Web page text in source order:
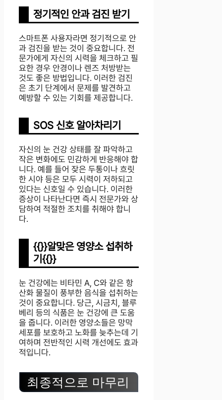
정기적인 안과 검진 받기
스마트폰 사용자라면 정기적으로 안
과 검진을 받는 것이 중요합니다. 전
문가에게 자신의 시력을 체크하고 필
요한 경우 안경이나 렌즈 처방받는
것도 좋은 방법입니다. 이러한 검진
은 초기 단계에서 문제를 발견하고
예방할 수 있는 기회를 제공합니다.
SOS 신호 알아차리기
자신의 눈 건강 상태를 잘 파악하고
작은 변화에도 민감하게 반응해야 합
니다. 예를 들어 잦은 두통이나 흐릿
한 시야 등은 모두 시력이 저하되고
있다는 신호일 수 있습니다. 이러한
증상이 나타난다면 즉시 전문가와 상
담하여 적절한 조치를 취해야 합니
다.
{{}}알맞은 영양소 섭취하
기{{}}
눈 건강에는 비타민 A, C와 같은 항
산화 물질이 풍부한 음식을 섭취하는
것이 중요합니다. 당근, 시금치, 블루
베리 등의 식품은 눈 건강에 큰 도움
을 줍니다. 이러한 영양소들은 망막
세포를 보호하고 노화를 늦추는데 기
여하며 전반적인 시력 개선에도 효과
적입니다.
최종적으로 마무리